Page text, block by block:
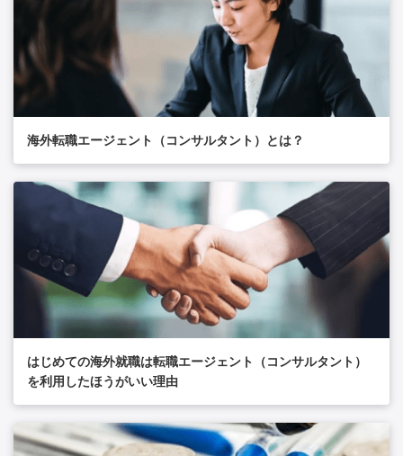
海外転職エージェント（コンサルタント）とは？
はじめての海外就職は転職エージェント（コンサルタント）
を利用したほうがいい理由